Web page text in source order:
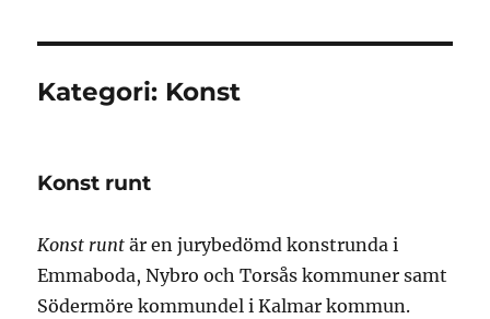
Kategori: Konst
Konst runt
Konst runt är en jurybedömd konstrunda i
Emmaboda, Nybro och Torsås kommuner samt
Södermöre kommundel i Kalmar kommun.